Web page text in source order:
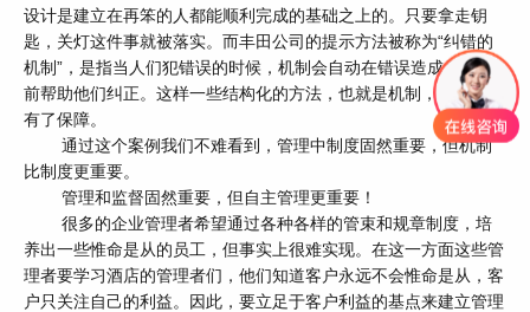
设计是建立在再笨的人都能顺利完成的基础之上的。只要拿走钥
匙，关灯这件事就被落实。而丰田公司的提示方法被称为“纠错的
机制”，是指当人们犯错误的时候，机制会自动在错误造成后果之
前帮助他们纠正。这样一些结构化的方法，也就是机制，使得工作
有了保障。
通过这个案例我们不难看到，管理中制度固然重要，但机制
比制度更重要。
管理和监督固然重要，但自主管理更重要！
很多的企业管理者希望通过各种各样的管束和规章制度，培
养出一些惟命是从的员工，但事实上很难实现。在这一方面这些管
理者要学习酒店的管理者们，他们知道客户永远不会惟命是从，客
户只关注自己的利益。因此，要立足于客户利益的基点来建立管理